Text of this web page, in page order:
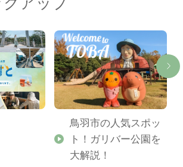
鳥羽市の人気スポッ
ト！ガリバー公園を
大解説！